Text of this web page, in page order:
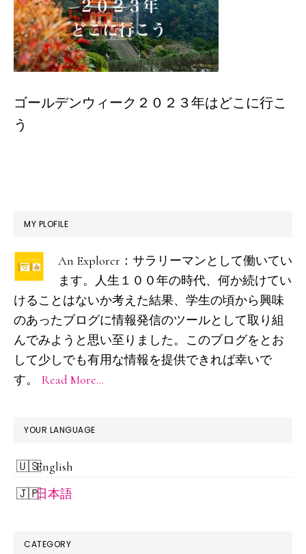
ゴールデンウィーク２０２３年はどこに行こ
う
最
初
の
サ
イ
ド
バ
ー
MY PLOFILE
An Explorer：サラリーマンとして働いてい
ます。人生１００年の時代、何か続けてい
けることはないか考えた結果、学生の頃から興味
のあったブログに情報発信のツールとして取り組
んでみようと思い至りました。このブログをとお
して少しでも有用な情報を提供できれば幸いで
す。 Read More…
YOUR LANGUAGE
English
日本語
CATEGORY